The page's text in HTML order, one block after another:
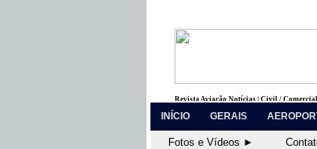
Revista Aviação Notícias | Civil /
INÍCIO GERAIS
Fotos e Vídeos ►